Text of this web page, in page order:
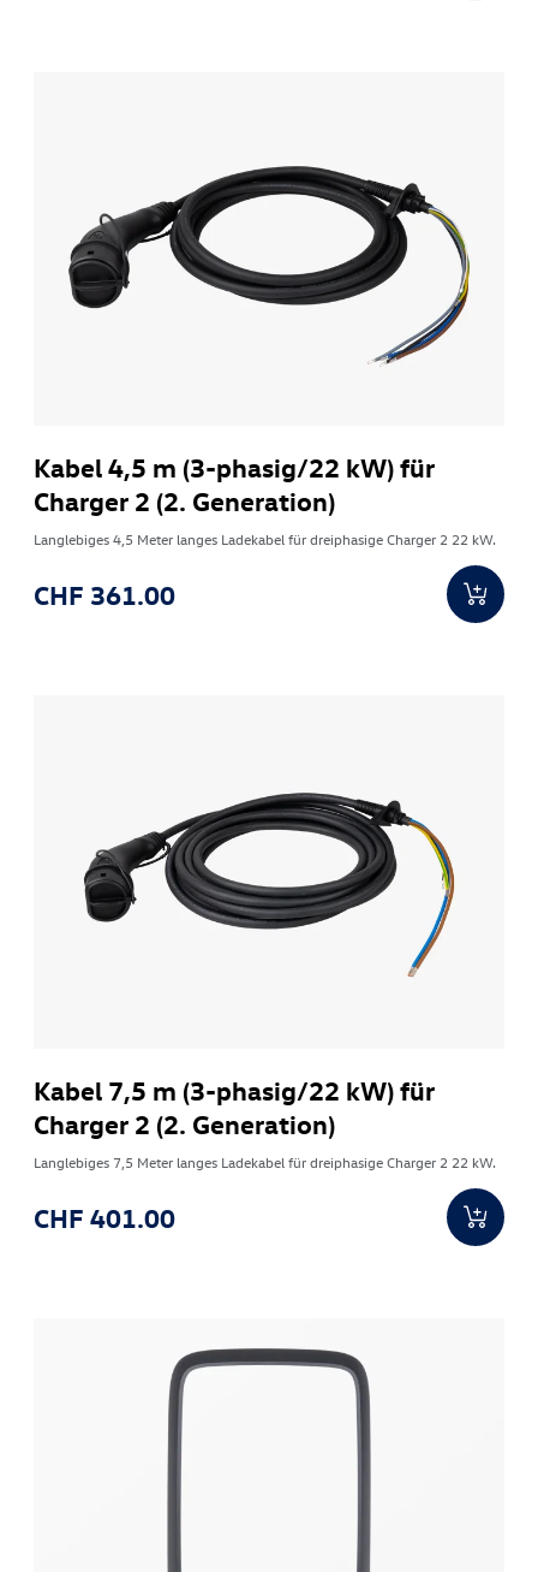
Kabel 4,5 m (3-phasig/22 kW) für
Charger 2 (2. Generation)
Langlebiges 4,5 Meter langes Ladekabel für dreiphasige Charger 2 22 kW.
CHF 361.00
Kabel 7,5 m (3-phasig/22 kW) für
Charger 2 (2. Generation)
Langlebiges 7,5 Meter langes Ladekabel für dreiphasige Charger 2 22 kW.
CHF 401.00